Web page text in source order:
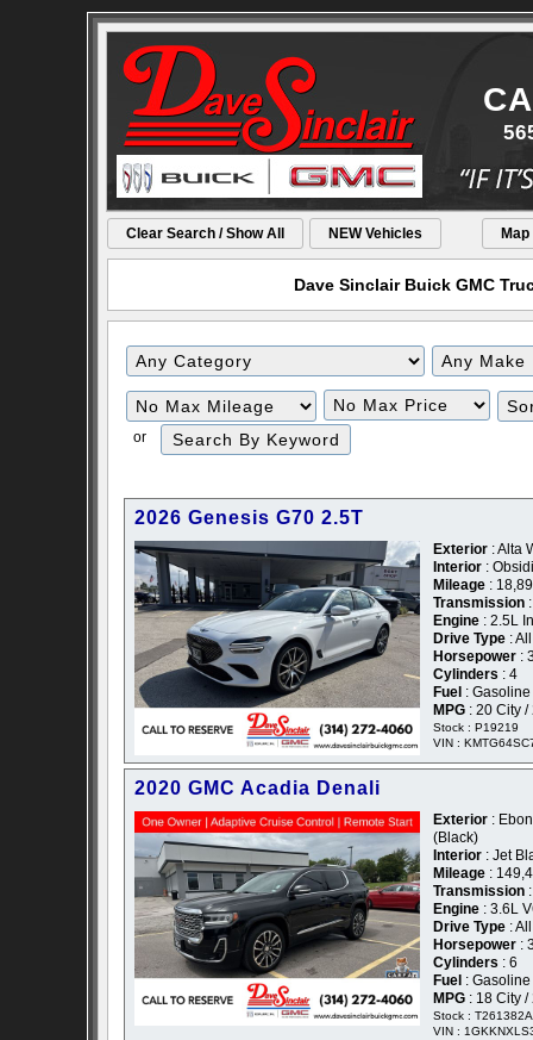
Clear Search / Show All NEW Vehicles Map
Dave Sinclair Buick GMC
Filter
Mileage
Filter
Price
or
2026 Genesis G70 2.5T
Exterior : Alta
Interior :
Mileage :
Transmission
Engine : 2.5L
Drive Type :
Horsepower :
Cylinders : 4
Fuel : Gasoline
MPG : 20 City /
Stock : P19219
VIN :
2020 GMC Acadia Denali
Exterior :
(Black)
Interior : Jet
Mileage :
Transmission
Engine : 3.6L
Drive Type :
Horsepower :
Cylinders : 6
Fuel : Gasoline
MPG : 18 City /
Stock : T261382A
VIN :